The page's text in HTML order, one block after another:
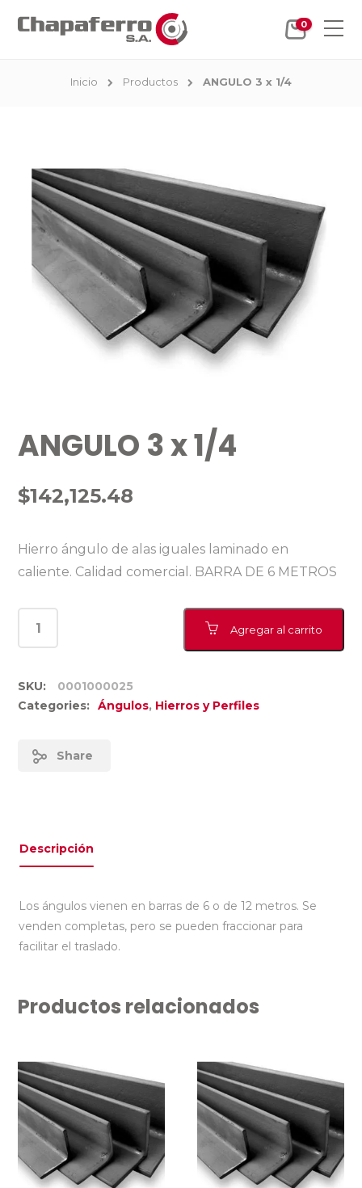
0
Inicio Productos ANGULO 3 x 1/4
ANGULO 3 x 1/4
$142,125.48
Hierro ángulo de alas iguales laminado en
caliente. Calidad comercial. BARRA DE 6 METROS
Agregar al carrito
SKU:
0001000025
Categories: Ángulos, Hierros y Perfiles
Share
Descripción
Los ángulos vienen en barras de 6 o de 12 metros. Se
venden completas, pero se pueden fraccionar para
facilitar el traslado.
Productos relacionados